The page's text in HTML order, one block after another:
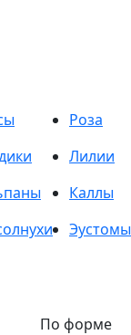
Роза
Лилии
Каллы
Эустомы
По форме